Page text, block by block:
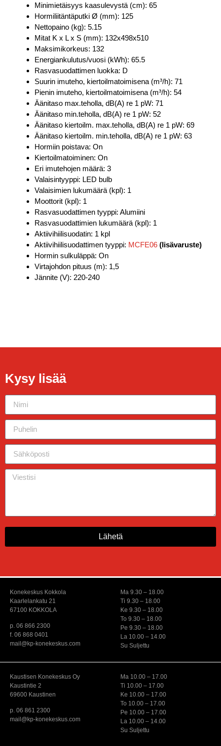
Minimietäisyys kaasulevystä (cm): 65
Hormiliitäntäputki Ø (mm): 125
Nettopaino (kg): 5.15
Mitat K x L x S (mm): 132x498x510
Maksimikorkeus: 132
Energiankulutus/vuosi (kWh): 65.5
Rasvasuodattimen luokka: D
Suurin imuteho, kiertoilmatoimisena (m³/h): 71
Pienin imuteho, kiertoilmatoimisena (m³/h): 54
Äänitaso max.teholla, dB(A) re 1 pW: 71
Äänitaso min.teholla, dB(A) re 1 pW: 52
Äänitaso kiertoilm. max.teholla, dB(A) re 1 pW: 69
Äänitaso kiertoilm. min.teholla, dB(A) re 1 pW: 63
Hormiin poistava: On
Kiertoilmatoiminen: On
Eri imutehojen määrä: 3
Valaisintyyppi: LED bulb
Valaisimien lukumäärä (kpl): 1
Moottorit (kpl): 1
Rasvasuodattimen tyyppi: Alumiini
Rasvasuodattimien lukumäärä (kpl): 1
Aktiivihiilisuodatin: 1 kpl
Aktiivihiilisuodattimen tyyppi: MCFE06 (lisävaruste)
Hormin sulkuläppä: On
Virtajohdon pituus (m): 1,5
Jännite (V): 220-240
Kysy lisää
Lähetä
Konekeskus Kokkola
Kaarlelankatu 21
67100 KOKKOLA
p. 06 866 2300
f. 06 868 0401
mail@kp-konekeskus.com
Ma 9.30 – 18.00
Ti 9.30 – 18.00
Ke 9.30 – 18.00
To 9.30 – 18.00
Pe 9.30 – 18.00
La 10.00 – 14.00
Su Suljettu
Kaustisen Konekeskus Oy
Kaustintie 2
69600 Kaustinen
p. 06 861 2300
mail@kp-konekeskus.com
Ma 10.00 – 17.00
Ti 10.00 – 17.00
Ke 10.00 – 17.00
To 10.00 – 17.00
Pe 10.00 – 17.00
La 10.00 – 14.00
Su Suljettu